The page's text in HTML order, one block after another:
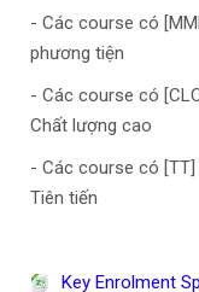
- Các course có
phương tiện
- Các course có
Chất lượng cao
- Các course có
Tiên tiến
Key Enrolment